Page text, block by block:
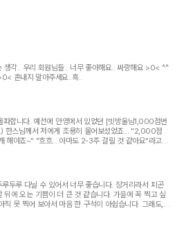
생각.. 우리 회원님들.. 너무 좋아해요.. 싸랑해요 >0< ^^
혼내지 말아주세요..흑..
합니다. 예전에 안영에서 있었던 [빗방울님1,000점번
한스님께서 저에게 조용히 물어보셨었죠... "2,000점
해야죠~" "흐흐....아마도 2-3주 걸릴 것 같아요"라고
두루 다닐 수 있어서 너무 좋습니다. 장거리라서 피곤
뒤에 오는 기쁨이 더 큰 것 같습니다. 가을에 꼭 찍고 싶
직 못 찍어 보아서 마음 한 구석이 아쉽습니다. 그래도,